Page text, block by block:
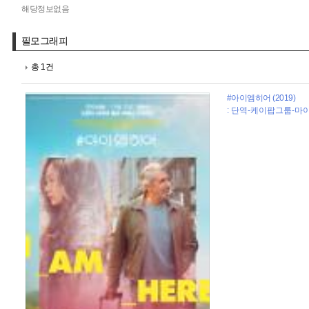
해당정보없음
필모그래피
총 1건
#아이엠히어 (2019)
: 단역-케이팝그룹-마